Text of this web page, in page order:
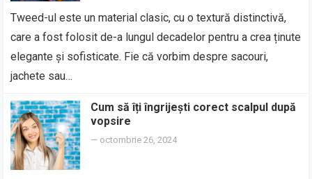
Tweed-ul este un material clasic, cu o textură distinctivă,
care a fost folosit de-a lungul decadelor pentru a crea ținute
elegante și sofisticate. Fie că vorbim despre sacouri,
jachete sau…
Cum să îți îngrijești corect scalpul după
vopsire
— octombrie 26, 2024